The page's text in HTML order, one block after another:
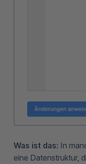
Was ist das: In
eine Datenstruktur,